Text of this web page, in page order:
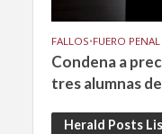
FALLOS•FUERO PENAL
Condena a
tres alumnas
Herald Posts